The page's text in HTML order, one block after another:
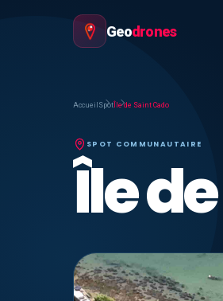
Geodrones
Accueil Spot Île de Saint Cado
SPOT COMMUNAUTAIRE
Île